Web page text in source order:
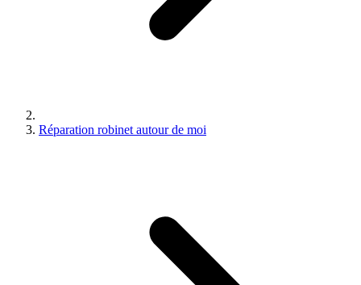
Réparation robinet autour de moi